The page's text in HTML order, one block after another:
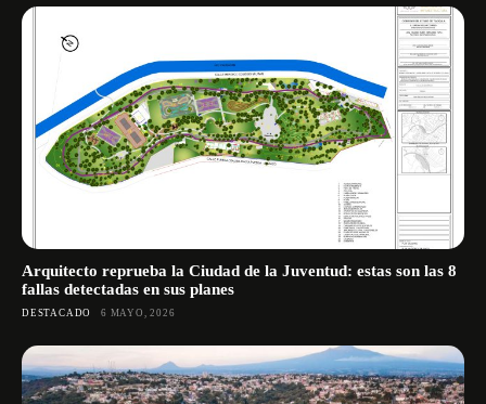
Arquitecto reprueba la Ciudad de la Juventud: estas son las 8
fallas detectadas en sus planes
DESTACADO 6 MAYO, 2026